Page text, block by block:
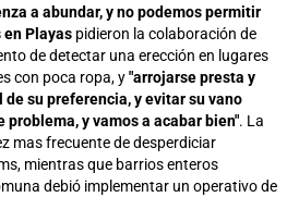
a abundar, y no podemos permitir
Playas pidieron la colaboración de
de detectar una erección en lugares
con poca ropa, y"arrojarse presta y
su preferencia, y evitar su vano
y vamos a acabar bien". La
mas frecuente de desperdiciar
mientras que barrios enteros
debió implementar un operativo de